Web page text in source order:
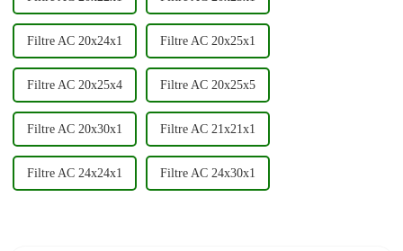
Filtre AC 20x24x1 Filtre AC 20x25x1
Filtre AC 20x25x4 Filtre AC 20x25x5
Filtre AC 20x30x1 Filtre AC 21x21x1
Filtre AC 24x24x1 Filtre AC 24x30x1